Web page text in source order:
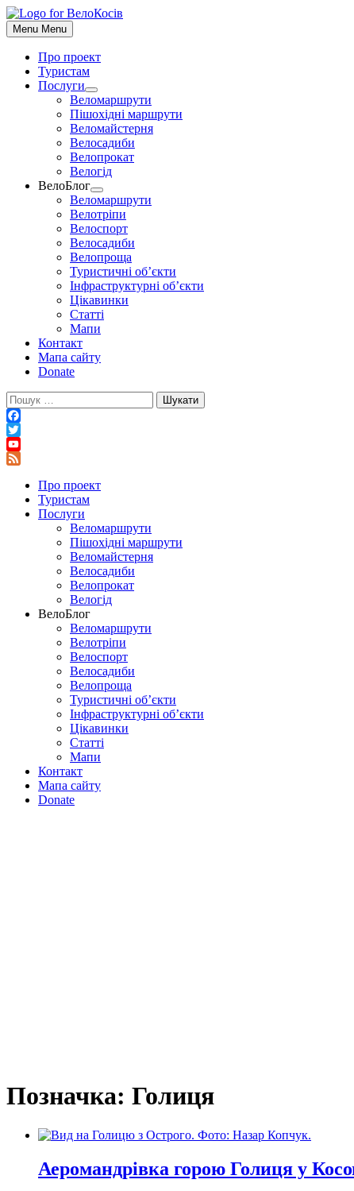
До
контенту
Menu Menu
Про проект
Туристам
Послуги
Show
sub
menu
Веломаршрути
Пішохідні маршрути
Веломайстерня
Велосадиби
Велопрокат
Велогід
ВелоБлог
Show
sub
menu
Веломаршрути
Велотріпи
Велоспорт
Велосадиби
Велопроща
Туристичні об’єкти
Інфраструктурні об’єкти
Цікавинки
Статті
Мапи
Контакт
Мапа сайту
Donate
Пошук:
Facebook
Twitter
YouTube
Про проект
Туристам
Послуги
Веломаршрути
Пішохідні маршрути
Веломайстерня
Велосадиби
Велопрокат
Велогід
ВелоБлог
Веломаршрути
Велотріпи
Велоспорт
Велосадиби
Велопроща
Туристичні об’єкти
Інфраструктурні об’єкти
Цікавинки
Статті
Мапи
Контакт
Мапа сайту
Donate
Позначка: Голиця
Аеромандрівка горою Голиця у